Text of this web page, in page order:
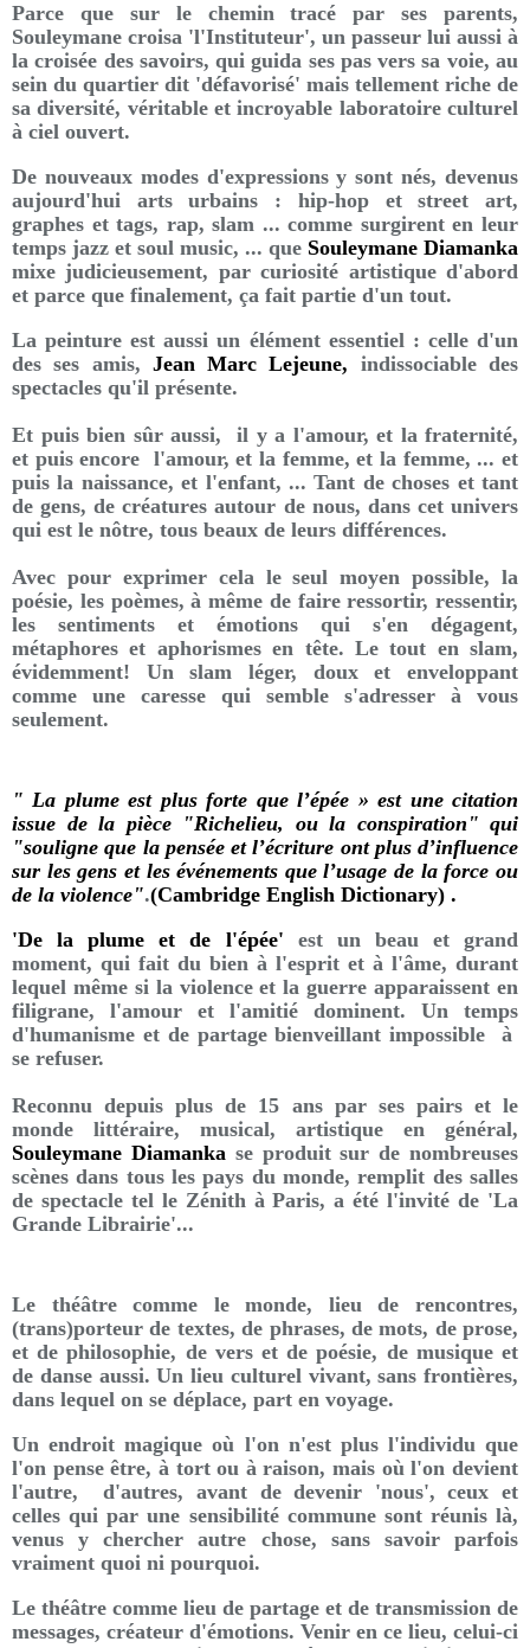
Parce que sur le chemin tracé par ses parents,
Souleymane croisa 'l'Instituteur', un passeur lui aussi à
la croisée des savoirs, qui guida ses pas vers sa voie, au
sein du quartier dit 'défavorisé' mais tellement riche de
sa diversité, véritable et incroyable laboratoire culturel
à ciel ouvert.
De nouveaux modes d'expressions y sont nés, devenus
aujourd'hui arts urbains : hip-hop et street art,
graphes et tags, rap, slam ... comme surgirent en leur
temps jazz et soul music, ... que Souleymane Diamanka
mixe judicieusement, par curiosité artistique d'abord
et parce que finalement, ça fait partie d'un tout.
La peinture est aussi un élément essentiel : celle d'un
des ses amis, Jean Marc Lejeune, indissociable des
spectacles qu'il présente.
Et puis bien sûr aussi, il y a l'amour, et la fraternité,
et puis encore l'amour, et la femme, et la femme, ... et
puis la naissance, et l'enfant, ... Tant de choses et tant
de gens, de créatures autour de nous, dans cet univers
qui est le nôtre, tous beaux de leurs différences.
Avec pour exprimer cela le seul moyen possible, la
poésie, les poèmes, à même de faire ressortir, ressentir,
les sentiments et émotions qui s'en dégagent,
métaphores et aphorismes en tête. Le tout en slam,
évidemment! Un slam léger, doux et enveloppant
comme une caresse qui semble s'adresser à vous
seulement.
" La plume est plus forte que l’épée » est une citation
issue de la pièce "Richelieu, ou la conspiration" qui
"souligne que la pensée et l’écriture ont plus d’influence
sur les gens et les événements que l’usage de la force ou
de la violence".(Cambridge English Dictionary) .
'De la plume et de l'épée' est un beau et grand
moment, qui fait du bien à l'esprit et à l'âme, durant
lequel même si la violence et la guerre apparaissent en
filigrane, l'amour et l'amitié dominent. Un temps
d'humanisme et de partage bienveillant impossible à
se refuser.
Reconnu depuis plus de 15 ans par ses pairs et le
monde littéraire, musical, artistique en général,
Souleymane Diamanka se produit sur de nombreuses
scènes dans tous les pays du monde, remplit des salles
de spectacle tel le Zénith à Paris, a été l'invité de 'La
Grande Librairie'...
Le théâtre comme le monde, lieu de rencontres,
(trans)porteur de textes, de phrases, de mots, de prose,
et de philosophie, de vers et de poésie, de musique et
de danse aussi. Un lieu culturel vivant, sans frontières,
dans lequel on se déplace, part en voyage.
Un endroit magique où l'on n'est plus l'individu que
l'on pense être, à tort ou à raison, mais où l'on devient
l'autre, d'autres, avant de devenir 'nous', ceux et
celles qui par une sensibilité commune sont réunis là,
venus y chercher autre chose, sans savoir parfois
vraiment quoi ni pourquoi.
Le théâtre comme lieu de partage et de transmission de
messages, créateur d'émotions. Venir en ce lieu, celui-ci